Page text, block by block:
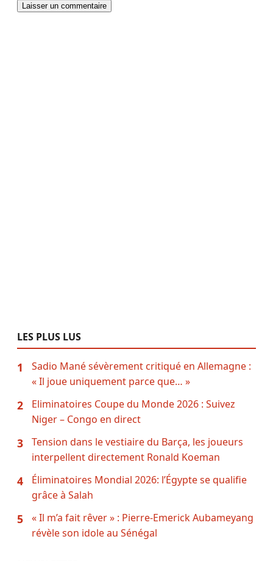
LES PLUS LUS
1
Sadio Mané sévèrement critiqué en Allemagne :
« Il joue uniquement parce que… »
2
Eliminatoires Coupe du Monde 2026 : Suivez
Niger – Congo en direct
3
Tension dans le vestiaire du Barça, les joueurs
interpellent directement Ronald Koeman
4
Éliminatoires Mondial 2026: l’Égypte se qualifie
grâce à Salah
5
« Il m’a fait rêver » : Pierre-Emerick Aubameyang
révèle son idole au Sénégal